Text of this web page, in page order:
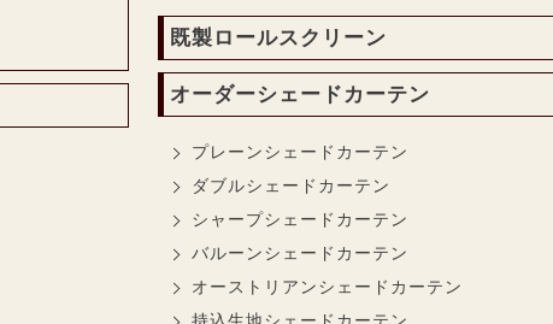
既製ロールスクリーン
オーダーシェードカーテン
プレーンシェードカーテン
ダブルシェードカーテン
シャープシェードカーテン
バルーンシェードカーテン
オーストリアンシェードカーテン